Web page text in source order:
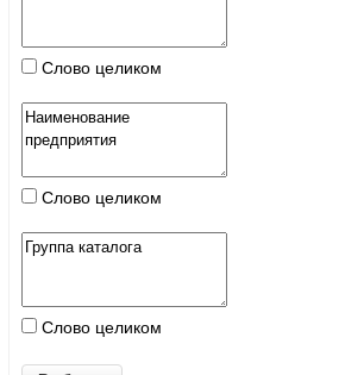
Слово целиком
Слово целиком
Слово целиком